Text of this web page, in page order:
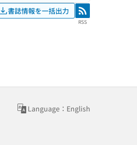
書誌情報を一括出力 RSS
RSS
Language：English